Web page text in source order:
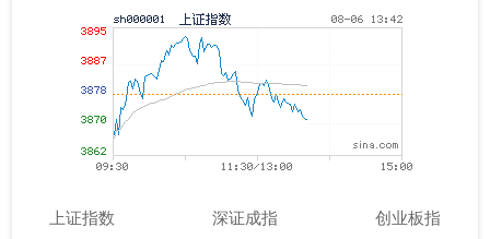
上证指数 深证成指 创业板指